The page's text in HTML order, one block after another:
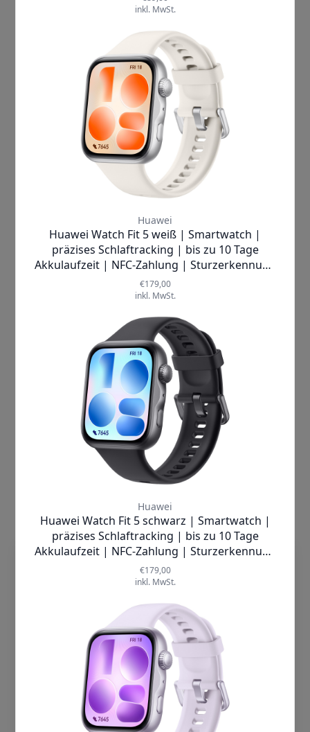
Überwache wichtige
Sauerstoffsättigung (SpO2),
Atemfrequenz und
unregelmäßige Atemmuster,
während du schläfst, um
stets den Überblick über dein
Wohlbefinden zu behalten.
Erhalte detaillierte Analysen
deiner Schlafmuster und
nutze personalisierte Tipps
helfen, schneller
einzuschlafen und dein
Leben insgesamt
ausgewogener zu gestalten.
dieTechnik.de nutzt Cookies, damit wir
unsere Seiten sicher und zuverlässig
Deine Nutzererfahrung einschließlich
relevanter Inhalte und personalisierter
Werbung auf unseren Seiten verbessern
können. Mit Klick auf „Cookies
akzeptieren“ willigst Du zum einen in die
Verwendung von Cookies ein. Zum
anderen holen wir auf diese Weise –
soweit erforderlich – deine Einwilligung in